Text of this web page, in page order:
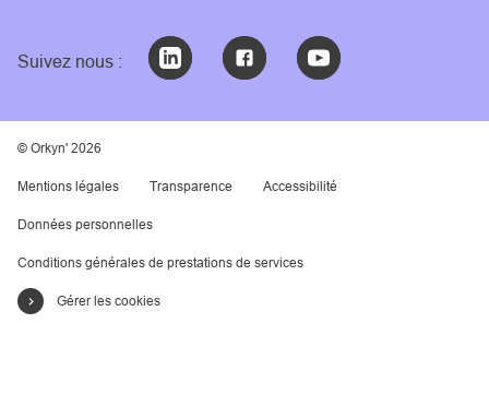
Suivez nous :
© Orkyn' 2026
Mentions légales Transparence Accessibilité
Données personnelles
Conditions générales de prestations de services
Gérer les cookies